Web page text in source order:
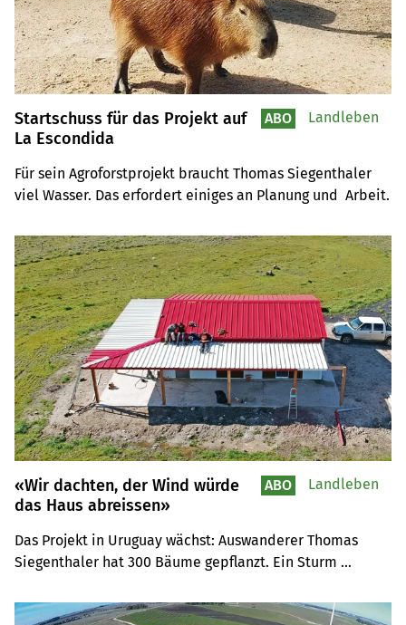
Startschuss für das Projekt auf
La Escondida
Für sein Agroforstprojekt braucht Thomas Siegenthaler
viel Wasser. Das erfordert einiges an Planung und  Arbeit.
ABO Landleben
«Wir dachten, der Wind würde
das Haus abreissen»
Das Projekt in Uruguay wächst: Auswanderer Thomas
Siegenthaler hat 300 Bäume gepflanzt. Ein Sturm
ABO Landleben